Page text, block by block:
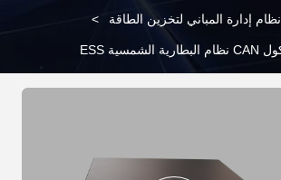
نظام إدارة المباني لتخزين الطاقة >
GCE RS485 بروتوكول CAN نظام البطارية الشمسية ESS